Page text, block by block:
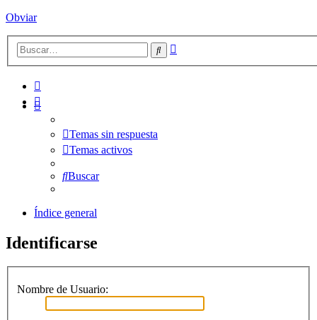
Obviar
Buscar
Temas sin respuesta
Temas activos
Buscar
Índice general
Identificarse
Nombre de Usuario: